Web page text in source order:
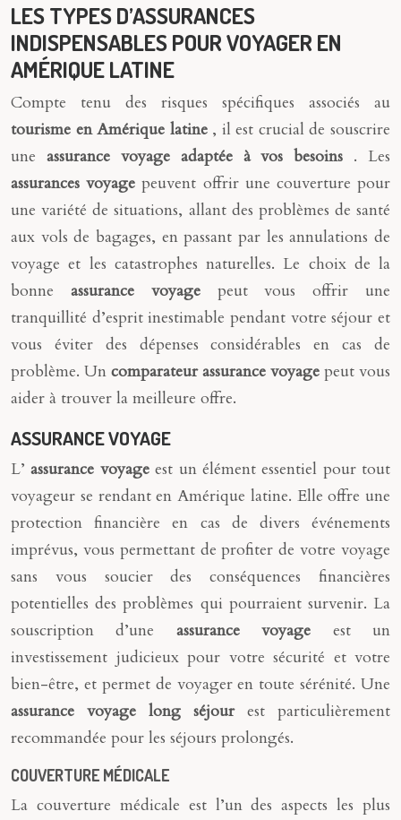
LES TYPES D’ASSURANCES
INDISPENSABLES POUR VOYAGER EN
AMÉRIQUE LATINE
Compte tenu des risques spécifiques associés au
tourisme en Amérique latine , il est crucial de souscrire
une assurance voyage adaptée à vos besoins . Les
assurances voyagepeuvent offrir une couverture pour
une variété de situations, allant des problèmes de santé
aux vols de bagages, en passant par les annulations de
voyage et les catastrophes naturelles. Le choix de la
bonne assurance voyage peut vous offrir une
tranquillité d’esprit inestimable pendant votre séjour et
vous éviter des dépenses considérables en cas de
problème. Un comparateur assurance voyage peut vous
aider à trouver la meilleure offre.
ASSURANCE VOYAGE
L’assurance voyageest un élément essentiel pour tout
voyageur se rendant en Amérique latine. Elle offre une
protection financière en cas de divers événements
imprévus, vous permettant de profiter de votre voyage
sans vous soucier des conséquences financières
potentielles des problèmes qui pourraient survenir. La
souscription d’une assurance voyage est un
investissement judicieux pour votre sécurité et votre
bien-être, et permet de voyager en toute sérénité. Une
assurance voyage long séjour est particulièrement
recommandée pour les séjours prolongés.
COUVERTURE MÉDICALE
La couverture médicale est l’un des aspects les plus